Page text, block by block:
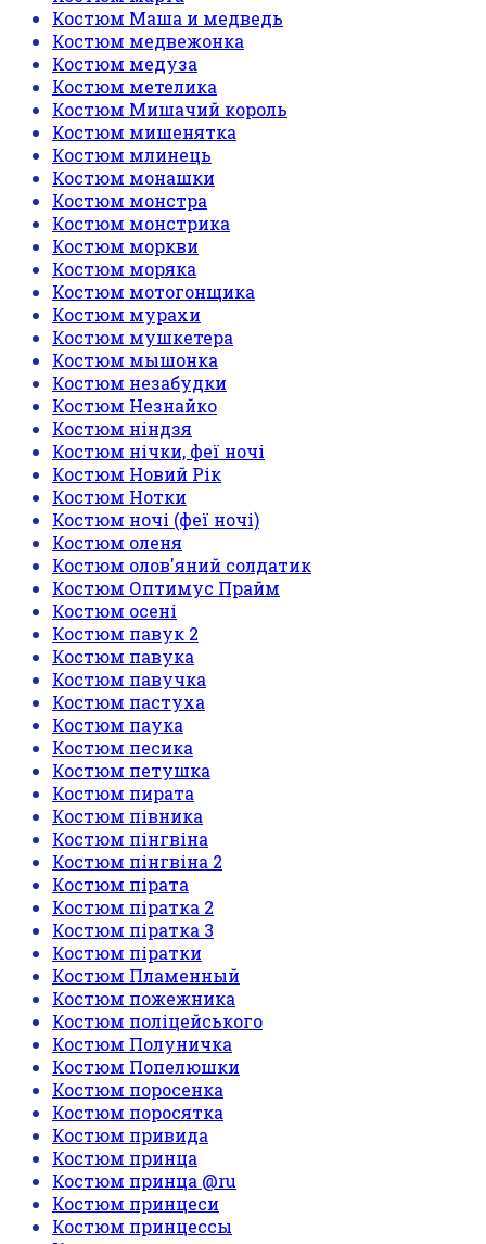
Костюм Маша и медведь
Костюм медвежонка
Костюм медуза
Костюм метелика
Костюм Мишачий король
Костюм мишенятка
Костюм млинець
Костюм монашки
Костюм монстра
Костюм монстрика
Костюм моркви
Костюм моряка
Костюм мотогонщика
Костюм мурахи
Костюм мушкетера
Костюм мышонка
Костюм незабудки
Костюм Незнайко
Костюм ніндзя
Костюм нічки, феї ночі
Костюм Новий Рік
Костюм Нотки
Костюм ночі (феї ночі)
Костюм оленя
Костюм олов'яний солдатик
Костюм Оптимус Прайм
Костюм осені
Костюм павук 2
Костюм павука
Костюм павучка
Костюм пастуха
Костюм паука
Костюм песика
Костюм петушка
Костюм пирата
Костюм півника
Костюм пінгвіна
Костюм пінгвіна 2
Костюм пірата
Костюм піратка 2
Костюм піратка 3
Костюм піратки
Костюм Пламенный
Костюм пожежника
Костюм поліцейського
Костюм Полуничка
Костюм Попелюшки
Костюм поросенка
Костюм поросятка
Костюм привида
Костюм принца
Костюм принца @ru
Костюм принцеси
Костюм принцессы